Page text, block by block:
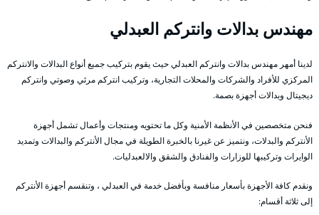
مهندس بدالات وانتركم العبدلي
لدينا أمهر مهندس بدالات وانتركم العبدلي حيث يقوم بتركيب جميع أنواع البدالات والانتركم
المركزي للأفراد والشركات والمحلات التجارية، وتركيب انتركم مرئي وصوتي وانتركم
ديجيتال وبدالات أجهزة بصمة.
فنحن متخصصين في الأنظمة الأمنية وكل ما تحتويه ومنتجات وأعمال تشمل أجهزة
الأنتركم والبدلات، ونتميز عن غيرنا بالخبرة الطويلة في مجال الأنتركم والبدالات وتمديد
الوايرات وتركيبها للوزارات والفنادق والشقق والالعبدليات.
ونقدم كافة الأجهزة بأسعار منافسة وبأفضل خدمة في العبدلي ، وتنقسم أجهزة الأنتركم
إلى ثلاثة أقسام: